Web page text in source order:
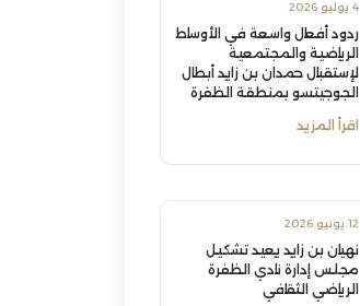
4 يوليو 2026
ردود أفعال واسعة في الأوساط
الرياضية والمجتمعية
لإستقبال حمدان بن زايد أبطال
الجوجيتسو بمنطقة الظفرة
اقرأ المزيد
12 يونيو 2026
نهيان بن زايد يعيد تشكيل
مجلس إدارة نادي الظفرة
الرياضي الثقافي